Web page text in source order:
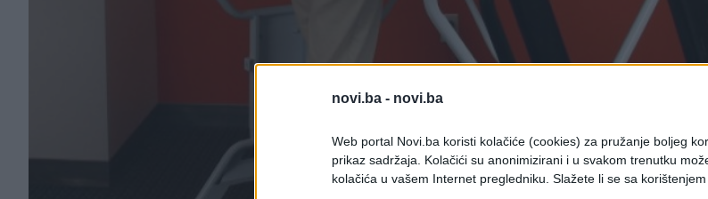
novi.ba - novi.ba
Web portal Novi.ba koristi kolačiće (cookies) za pružanje boljeg
prikaz sadržaja. Kolačići su anonimizirani i u svakom trenutku
kolačića u vašem Internet pregledniku. Slažete li se sa